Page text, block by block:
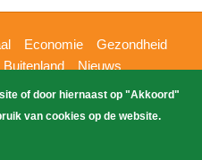
Economie
Gezondheid
Buitenland
Nieuws
Weekoverzicht
Op Nieuws 2026gehost
of door hiernaast op "Akkoord"
van cookies op de website.